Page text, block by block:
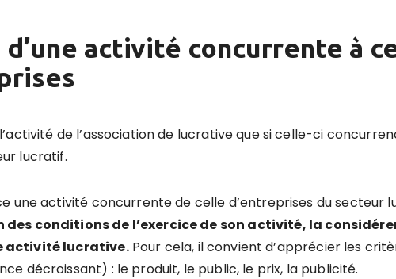
d’une activité concurrente à
de l’association de lucrative que si celle-ci
lucratif.
une activité concurrente de celle d’entreprises du secteur
conditions de l’exercice de son activité, la
activité lucrative.Pour cela, il convient d’apprécier les
décroissant) : le produit, le public, le prix, la publicité.